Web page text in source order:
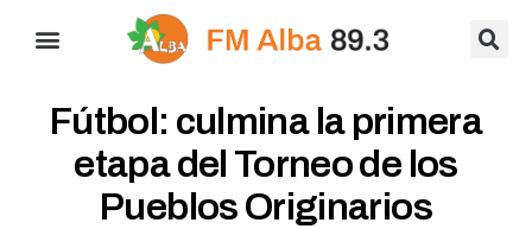
Fútbol: culmina la primera
etapa del Torneo de los
Pueblos Originarios